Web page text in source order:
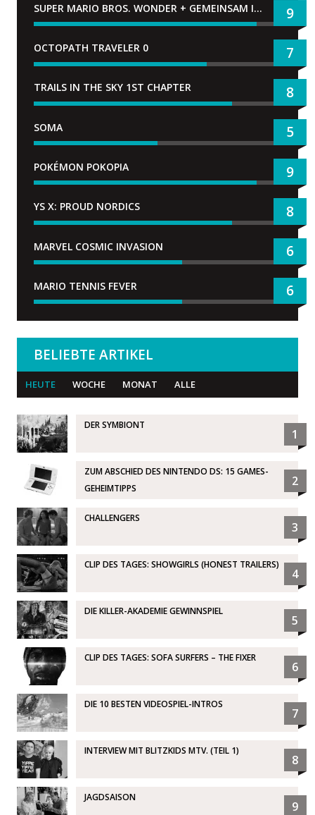
SUPER MARIO BROS. WONDER + GEMEINSAM IM BELLABEL-PARK 9
OCTOPATH TRAVELER 0 7
TRAILS IN THE SKY 1ST CHAPTER 8
SOMA 5
POKÉMON POKOPIA 9
YS X: PROUD NORDICS 8
MARVEL COSMIC INVASION 6
MARIO TENNIS FEVER 6
BELIEBTE ARTIKEL
HEUTE WOCHE MONAT ALLE
DER SYMBIONT
1
ZUM ABSCHIED DES NINTENDO DS: 15 GAMES-
GEHEIMTIPPS
2
CHALLENGERS
3
CLIP DES TAGES: SHOWGIRLS (HONEST TRAILERS)
4
DIE KILLER-AKADEMIE GEWINNSPIEL
5
CLIP DES TAGES: SOFA SURFERS – THE FIXER
6
DIE 10 BESTEN VIDEOSPIEL-INTROS
7
INTERVIEW MIT BLITZKIDS MTV. (TEIL 1)
8
JAGDSAISON
9